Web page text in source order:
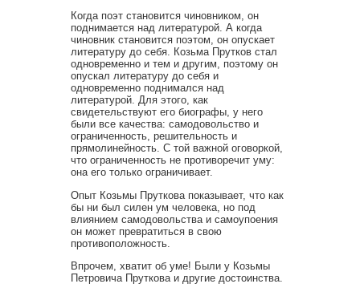
Когда поэт становится чиновником, он
поднимается над литературой. А когда
чиновник становится поэтом, он опускает
литературу до себя. Козьма Прутков стал
одновременно и тем и другим, поэтому он
опускал литературу до себя и
одновременно поднимался над
литературой. Для этого, как
свидетельствуют его биографы, у него
были все качества: самодовольство и
ограниченность, решительность и
прямолинейность. С той важной оговоркой,
что ограниченность не противоречит уму:
она его только ограничивает.
Опыт Козьмы Пруткова показывает, что как
бы ни был силен ум человека, но под
влиянием самодовольства и самоупоения
он может превратиться в свою
противоположность.
Впрочем, хватит об уме! Были у Козьмы
Петровича Пруткова и другие достоинства.